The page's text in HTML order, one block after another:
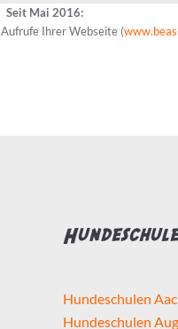
Seit Mai 2016:
Aufrufe Ihrer Webseite (
Hundeschulen
Hundeschulen